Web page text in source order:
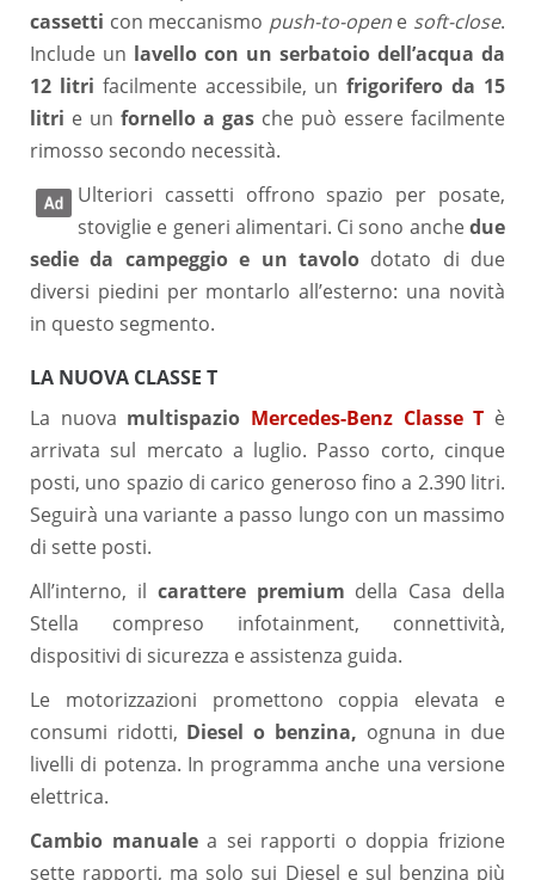
cassetti con meccanismo push-to-opene soft-close.
Include un lavello con un serbatoio dell’acqua da
12 litri facilmente accessibile, unfrigorifero da 15
litri e un fornello a gas che può essere facilmente
rimosso secondo necessità.
Ulteriori cassetti offrono spazio per posate,
stoviglie e generi alimentari. Ci sono anchedue
sedie da campeggio e un tavolodotato di due
diversi piedini per montarlo all’esterno: una novità
in questo segmento.
LA NUOVA CLASSE T
La nuova multispazio Mercedes-Benz Classe T è
arrivata sul mercato a luglio. Passo corto, cinque
posti, uno spazio di carico generoso fino a 2.390 litri.
Seguirà una variante a passo lungo con un massimo
di sette posti.
All’interno, il carattere premium della Casa della
Stella compreso infotainment, connettività,
dispositivi di sicurezza e assistenza guida.
Le motorizzazioni promettono coppia elevata e
consumi ridotti, Diesel o benzina, ognuna in due
livelli di potenza. In programma anche una versione
elettrica.
Cambio manualea sei rapporti o doppia frizione
sette rapporti, ma solo sui Diesel e sul benzina più